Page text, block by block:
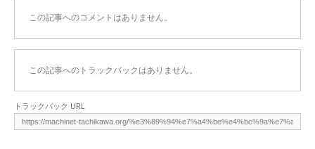
この記事へのコメントはありません。
この記事へのトラックバックはありません。
トラックバック URL